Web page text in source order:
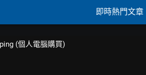
即時熱門文章
(個人電腦購買)